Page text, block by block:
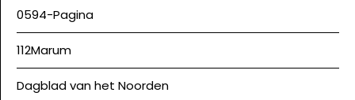
0594-Pagina
112Marum
Dagblad van het Noorden